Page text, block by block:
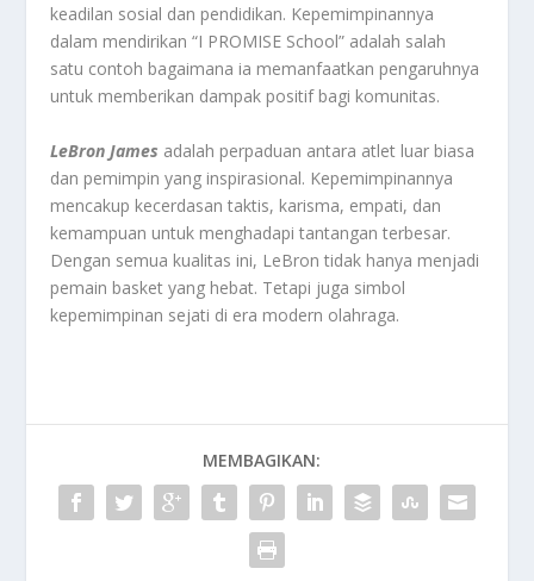
keadilan sosial dan pendidikan. Kepemimpinannya
dalam mendirikan “I PROMISE School” adalah salah
satu contoh bagaimana ia memanfaatkan pengaruhnya
untuk memberikan dampak positif bagi komunitas.
LeBron James adalah perpaduan antara atlet luar biasa
dan pemimpin yang inspirasional. Kepemimpinannya
mencakup kecerdasan taktis, karisma, empati, dan
kemampuan untuk menghadapi tantangan terbesar.
Dengan semua kualitas ini, LeBron tidak hanya menjadi
pemain basket yang hebat. Tetapi juga simbol
kepemimpinan sejati di era modern olahraga.
MEMBAGIKAN: